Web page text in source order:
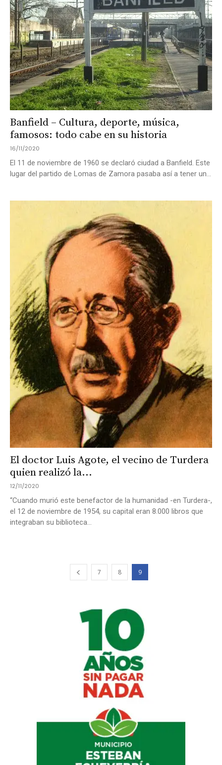
Banfield – Cultura, deporte, música,
famosos: todo cabe en su historia
16/11/2020
El 11 de noviembre de 1960 se declaró ciudad a Banfield. Este
lugar del partido de Lomas de Zamora pasaba así a tener un...
El doctor Luis Agote, el vecino de Turdera
quien realizó la...
12/11/2020
“Cuando murió este benefactor de la humanidad -en Turdera-,
el 12 de noviembre de 1954, su capital eran 8.000 libros que
integraban su biblioteca...
7 8 9